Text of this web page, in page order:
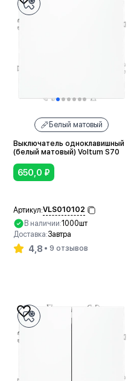
Белый матовый
Выключатель одноклавишный
(белый матовый) Voltum S70
650,0 ₽
Артикул:VLS010102
В наличии:1000шт
Доставка:Завтра
4,8 9 отзывов